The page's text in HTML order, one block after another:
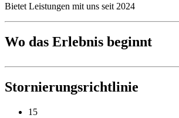
Bietet Leistungen mit uns seit 2024
Wo das Erlebnis beginnt
Stornierungsrichtlinie
15